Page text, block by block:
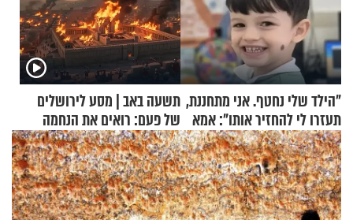
"הילד שלי נחטף. אני מתחננת,
תעזרו לי להחזיר אותו": אמא
של יובל בן ה-4 בריאיון דומע
תשעה באב | מסע לירושלים
של פעם: רואים את הנחמה